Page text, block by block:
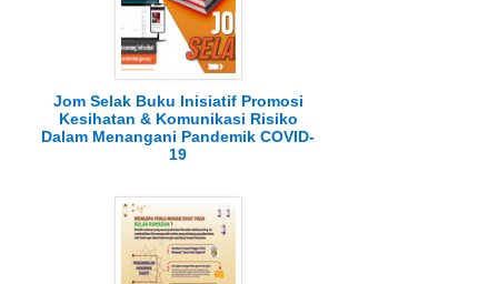
Jom Selak Buku Inisiatif Promosi
Kesihatan & Komunikasi Risiko
Dalam Menangani Pandemik COVID-
19